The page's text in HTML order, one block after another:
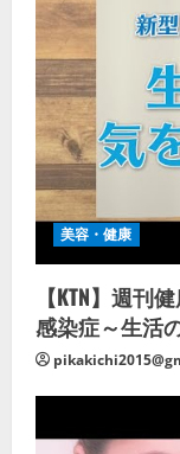
美容・健康
【KTN】週
感染症～生活